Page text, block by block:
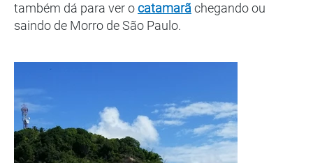
também dá para ver ocatamarã chegando ou
saindo de Morro de São Paulo.